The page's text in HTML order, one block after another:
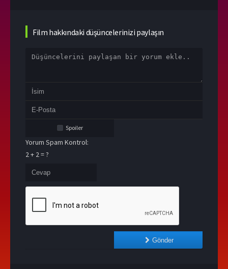
Film hakkındaki düşüncelerinizi paylaşın
Spoiler
Yorum Spam Kontrol:
2 + 2 = ?
Gönder